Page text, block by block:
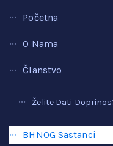
Početna
O Nama
Članstvo
Želite Dati
BHNOG Sastanci